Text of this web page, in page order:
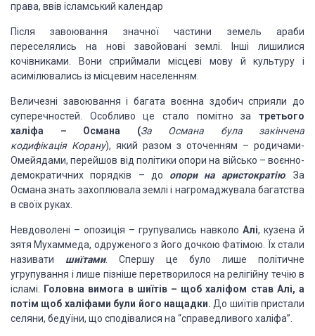
права, ввів ісламський календар
Після завоювання значної частини земель араби
переселялись на нові завойовані землі. Інші лишилися
кочівниками. Вони сприймали місцеві мову й культуру і
асимілювались із місцевим населенням.
Величезні завоювання і багата воєнна здобич сприяли до
суперечностей. Особливо це стало помітно за третього
халіфа – Османа (За Османа була закінчена
кодифікація Корану), який разом з оточенням – родичами-
Омейядами, перейшов від політики опори на військо – воєнно-
демократичних порядків – до опори на аристократію. За
Османа знать захоплювала землі і нагромаджувала багатства
в своїх руках.
Невдоволені – опозиція – групувались навколо Алі, кузена й
зятя Мухаммеда, одруженого з його дочкою Фатімою. Їх стали
називати шиїтами. Спершу це було лише політичне
угрупування і лише пізніше перетворилося на релігійну течію в
ісламі.
Головна вимога в шиїтів – щоб халіфом став Алі, а
потім щоб халіфами були його нащадки. До шиїтів пристали
селяни, бедуїни, що сподівалися на “справедливого халіфа”.